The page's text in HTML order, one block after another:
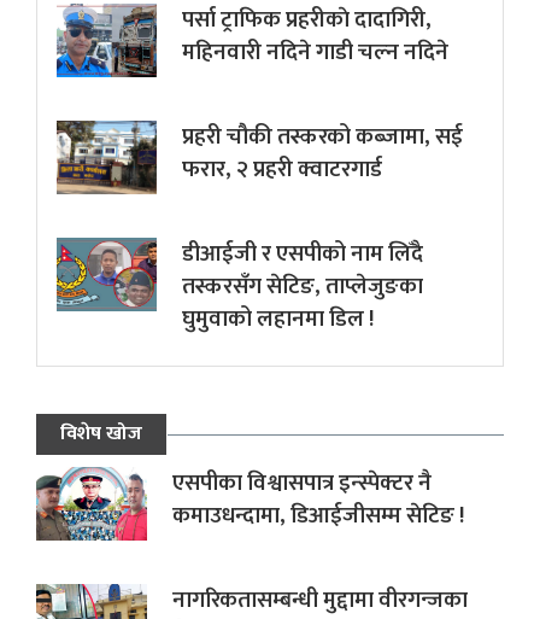
पर्सा ट्राफिक प्रहरीकाे दादागिरी,
महिनवारी नदिने गाडी चल्न नदिने
प्रहरी चौकी तस्करको कब्जामा, सई
फरार, २ प्रहरी क्वाटरगार्ड
डीआईजी र एसपीको नाम लिँदै
तस्करसँग सेटिङ, ताप्लेजुङका
घुमुवाको लहानमा डिल !
विशेष खोज
एसपीका विश्वासपात्र इन्स्पेक्टर नै
कमाउधन्दामा, डिआईजीसम्म सेटिङ !
नागरिकतासम्बन्धी मुद्दामा वीरगन्जका